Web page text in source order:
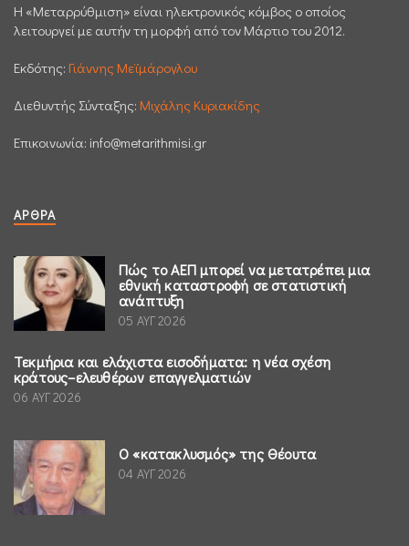
H «Μεταρρύθμιση» είναι ηλεκτρονικός κόμβος ο οποίος
λειτουργεί με αυτήν τη μορφή από τον Μάρτιο του 2012.
Εκδότης: Γιάννης Μεϊμάρογλου
Διεθυντής Σύνταξης: Μιχάλης Κυριακίδης
Επικοινωνία: info@metarithmisi.gr
ΆΡΘΡΑ
Πώς το ΑΕΠ μπορεί να μετατρέπει μια
εθνική καταστροφή σε στατιστική
ανάπτυξη
05 ΑΥΓ 2026
Τεκμήρια και ελάχιστα εισοδήματα: η νέα σχέση
κράτους–ελευθέρων επαγγελματιών
06 ΑΥΓ 2026
Ο «κατακλυσμός» της Θέουτα
04 ΑΥΓ 2026